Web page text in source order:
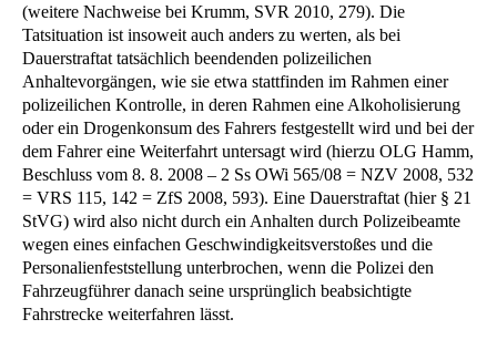
(weitere Nachweise bei Krumm, SVR 2010, 279). Die
Tatsituation ist insoweit auch anders zu werten, als bei
Dauerstraftat tatsächlich beendenden polizeilichen
Anhaltevorgängen, wie sie etwa stattfinden im Rahmen einer
polizeilichen Kontrolle, in deren Rahmen eine Alkoholisierung
oder ein Drogenkonsum des Fahrers festgestellt wird und bei der
dem Fahrer eine Weiterfahrt untersagt wird (hierzu OLG Hamm,
Beschluss vom 8. 8. 2008 – 2 Ss OWi 565/08 = NZV 2008, 532
= VRS 115, 142 = ZfS 2008, 593). Eine Dauerstraftat (hier § 21
StVG) wird also nicht durch ein Anhalten durch Polizeibeamte
wegen eines einfachen Geschwindigkeitsverstoßes und die
Personalienfeststellung unterbrochen, wenn die Polizei den
Fahrzeugführer danach seine ursprünglich beabsichtigte
Fahrstrecke weiterfahren lässt.